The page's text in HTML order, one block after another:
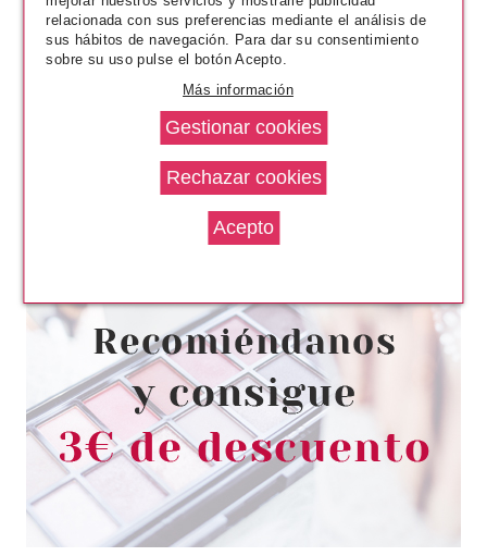
UBU
UBU ACE OF NAILS LIMA
Pvr 4.90€
-62%
desde
1.85€
relacionada con sus preferencias mediante el análisis de
sus hábitos de navegación. Para dar su consentimiento
sobre su uso pulse el botón Acepto.
Más información